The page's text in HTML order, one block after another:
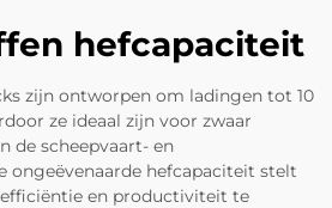
hefcapaciteit
zijn ontworpen om ladingen tot 10
ze ideaal zijn voor zwaar
de scheepvaart- en
ongeëvenaarde hefcapaciteit stelt
en productiviteit te